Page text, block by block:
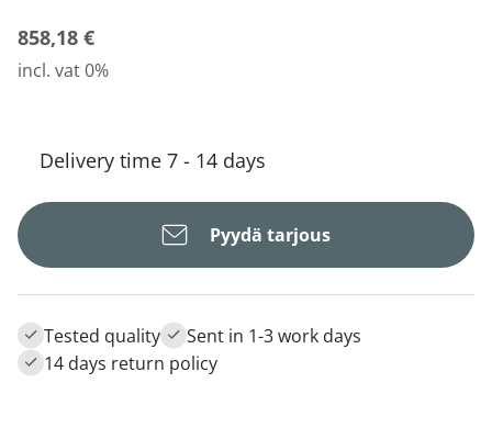
858,18 €
incl. vat 0%
Delivery time 7 - 14 days
Pyydä tarjous
Tested quality
Sent in 1-3 work days
14 days return policy